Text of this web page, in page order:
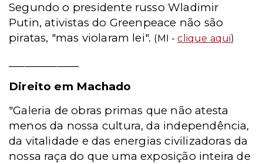
Segundo o presidente russo Wladimir
Putin, ativistas do Greenpeace não são
piratas, "mas violaram lei". (MI -clique aqui)
Direito em Machado
"Galeria de obras primas que não atesta
menos da nossa cultura, da independência,
da vitalidade e das energias civilizadoras da
nossa raça do que uma exposição inteira de